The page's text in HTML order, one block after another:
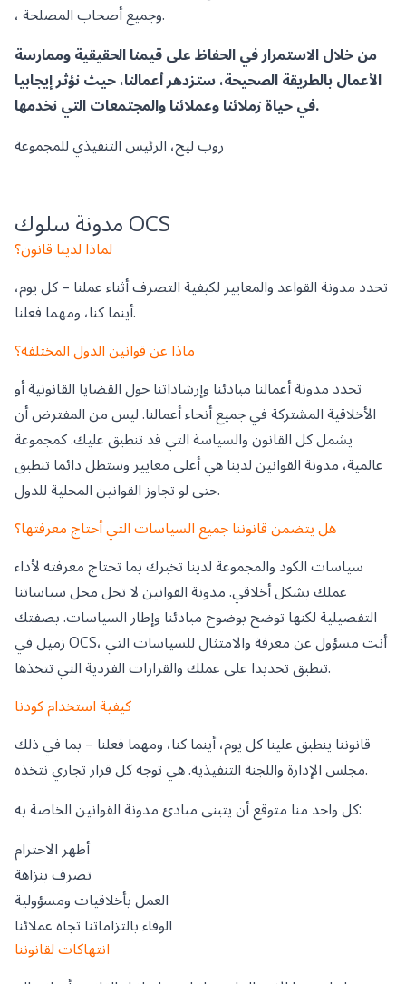
، وجميع أصحاب المصلحة.
من خلال الاستمرار في الحفاظ على قيمنا الحقيقية وممارسة
الأعمال بالطريقة الصحيحة، ستزدهر أعمالنا، حيث نؤثر إيجابيا
في حياة زملائنا وعملائنا والمجتمعات التي نخدمها.
روب ليج، الرئيس التنفيذي للمجموعة
مدونة سلوك OCS
لماذا لدينا قانون؟
تحدد مدونة القواعد والمعايير لكيفية التصرف أثناء عملنا – كل يوم،
أينما كنا، ومهما فعلنا.
ماذا عن قوانين الدول المختلفة؟
تحدد مدونة أعمالنا مبادئنا وإرشاداتنا حول القضايا القانونية أو
الأخلاقية المشتركة في جميع أنحاء أعمالنا. ليس من المفترض أن
يشمل كل القانون والسياسة التي قد تنطبق عليك. كمجموعة
عالمية، مدونة القوانين لدينا هي أعلى معايير وستظل دائما تنطبق
حتى لو تجاوز القوانين المحلية للدول.
هل يتضمن قانوننا جميع السياسات التي أحتاج معرفتها؟
سياسات الكود والمجموعة لدينا تخبرك بما تحتاج معرفته لأداء
عملك بشكل أخلاقي. مدونة القوانين لا تحل محل سياساتنا
التفصيلية لكنها توضح بوضوح مبادئنا وإطار السياسات. بصفتك
زميل في OCS، أنت مسؤول عن معرفة والامتثال للسياسات التي
تنطبق تحديدا على عملك والقرارات الفردية التي تتخذها.
كيفية استخدام كودنا
قانوننا ينطبق علينا كل يوم، أينما كنا، ومهما فعلنا – بما في ذلك
مجلس الإدارة واللجنة التنفيذية. هي توجه كل قرار تجاري نتخذه.
كل واحد منا متوقع أن يتبنى مبادئ مدونة القوانين الخاصة به:
أظهر الاحترام
تصرف بنزاهة
العمل بأخلاقيات ومسؤولية
الوفاء بالتزاماتنا تجاه عملائنا
انتهاكات لقانوننا